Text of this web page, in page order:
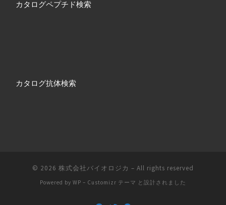
カタログペプチド検索
カタログ抗体検索
© 2026 株式会社バイオロジカ – All rights reserved
Powered by WP – Customizr テーマ と設計されました